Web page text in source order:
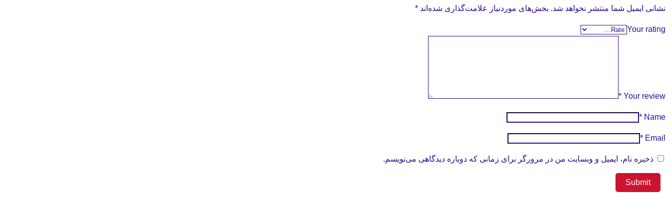
نشانی ایمیل شما منتشر نخواهد شد. بخش‌های موردنیاز علامت‌گذاری شده‌اند*
Your rating
Your review
*
Name
*
Email
*
ذخیره نام، ایمیل و وبسایت من در مرورگر برای زمانی که دوباره دیدگاهی می‌نویسم.